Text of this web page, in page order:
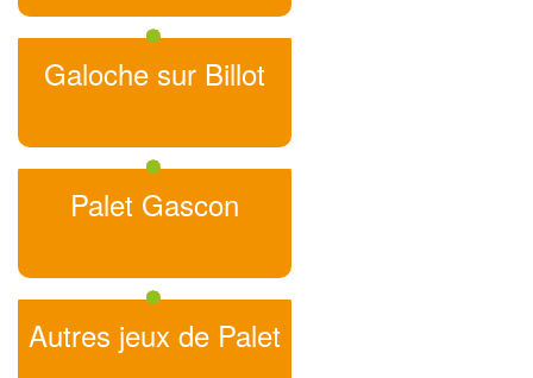
Galoche sur Billot
Palet Gascon
Autres jeux de Palet